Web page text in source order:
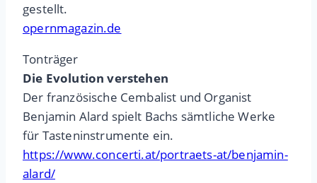
gestellt.
opernmagazin.de
Tonträger
Die Evolution verstehen
Der französische Cembalist und Organist
Benjamin Alard spielt Bachs sämtliche Werke
für Tasteninstrumente ein.
https://www.concerti.at/portraets-at/benjamin-
alard/